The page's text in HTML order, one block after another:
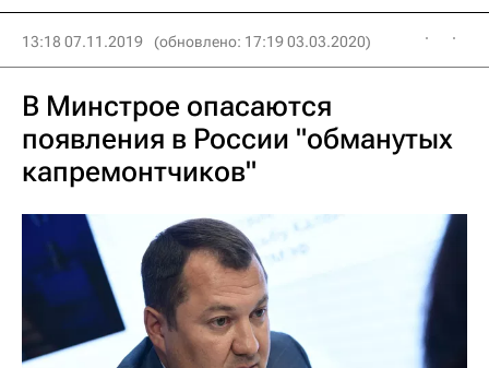
13:18 07.11.2019 (обновлено: 17:19 03.03.2020)
В Минстрое опасаются
появления в России "обманутых
капремонтчиков"